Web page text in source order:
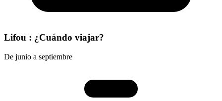
Lifou : ¿Cuándo viajar?
De junio a septiembre